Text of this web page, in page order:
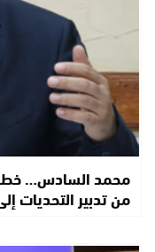
محمد السادس…
من تدبير التحديات